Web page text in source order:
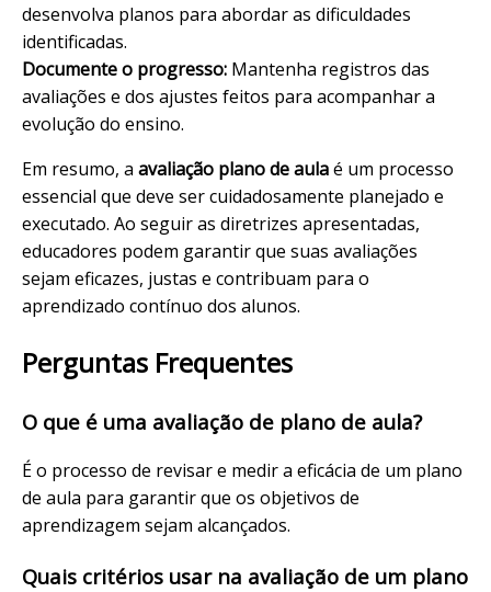
desenvolva planos para abordar as dificuldades
identificadas.
Documente o progresso: Mantenha registros das
avaliações e dos ajustes feitos para acompanhar a
evolução do ensino.
Em resumo, a avaliação plano de aulaé um processo
essencial que deve ser cuidadosamente planejado e
executado. Ao seguir as diretrizes apresentadas,
educadores podem garantir que suas avaliações
sejam eficazes, justas e contribuam para o
aprendizado contínuo dos alunos.
Perguntas Frequentes
O que é uma avaliação de plano de aula?
É o processo de revisar e medir a eficácia de um plano
de aula para garantir que os objetivos de
aprendizagem sejam alcançados.
Quais critérios usar na avaliação de um plano